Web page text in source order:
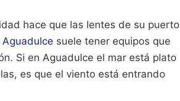
hace que las lentes de su puerto
suele tener equipos que
Si en Aguadulce el mar está plato
es que el viento está entrando